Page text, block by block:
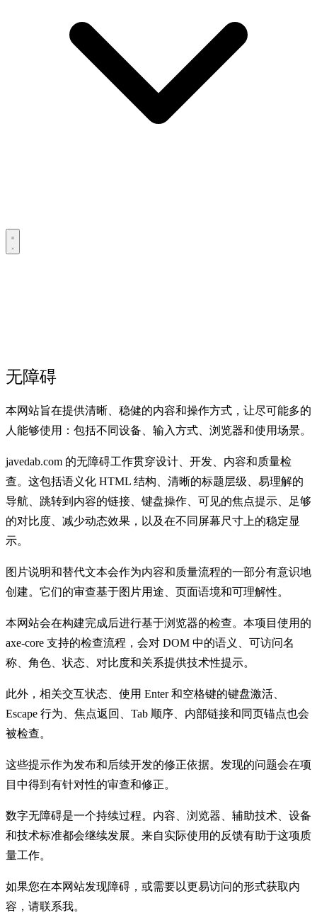
无障碍
本网站旨在提供清晰、稳健的内容和操作方式，让尽可能多的
人能够使用：包括不同设备、输入方式、浏览器和使用场景。
javedab.com 的无障碍工作贯穿设计、开发、内容和质量检
查。这包括语义化 HTML 结构、清晰的标题层级、易理解的
导航、跳转到内容的链接、键盘操作、可见的焦点提示、足够
的对比度、减少动态效果，以及在不同屏幕尺寸上的稳定显
示。
图片说明和替代文本会作为内容和质量流程的一部分有意识地
创建。它们的审查基于图片用途、页面语境和可理解性。
本网站会在构建完成后进行基于浏览器的检查。本项目使用的
axe-core 支持的检查流程，会对 DOM 中的语义、可访问名
称、角色、状态、对比度和关系提供技术性提示。
此外，相关交互状态、使用 Enter 和空格键的键盘激活、
Escape 行为、焦点返回、Tab 顺序、内部链接和同页锚点也会
被检查。
这些提示作为发布和后续开发的修正依据。发现的问题会在项
目中得到有针对性的审查和修正。
数字无障碍是一个持续过程。内容、浏览器、辅助技术、设备
和技术标准都会继续发展。来自实际使用的反馈有助于这项质
量工作。
如果您在本网站发现障碍，或需要以更易访问的形式获取内
容，请联系我。